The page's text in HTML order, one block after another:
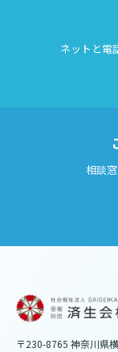
ネットと電
相談
〒230-8765 神奈川県